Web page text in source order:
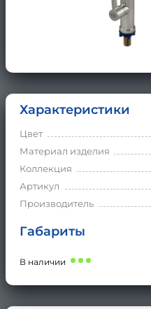
Характеристики
Цвет
Материал изделия
Коллекция
Артикул
Производитель
Габариты
В наличии